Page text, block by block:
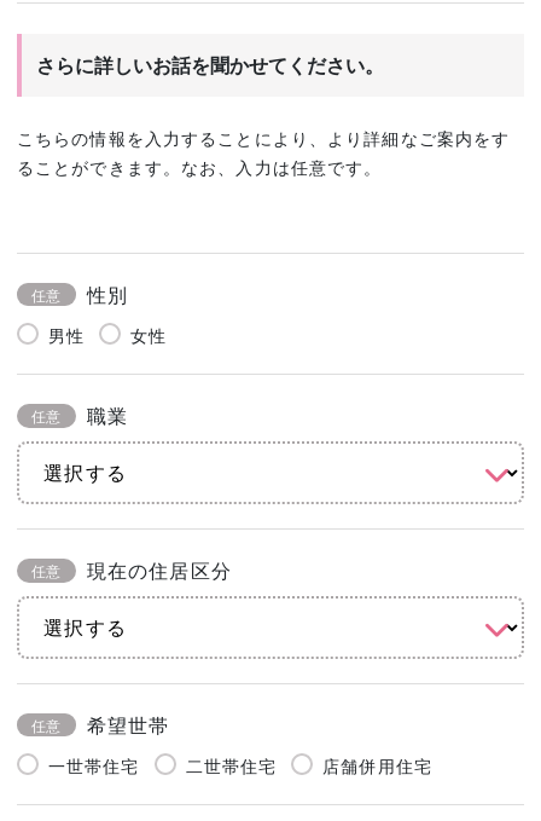
さらに詳しいお話を聞かせてください。
こちらの情報を入力することにより、より詳細なご案内をす
ることができます。なお、入力は任意です。
任意 性別
男性 女性
任意 職業
任意 現在の住居区分
任意 希望世帯
一世帯住宅 二世帯住宅 店舗併用住宅